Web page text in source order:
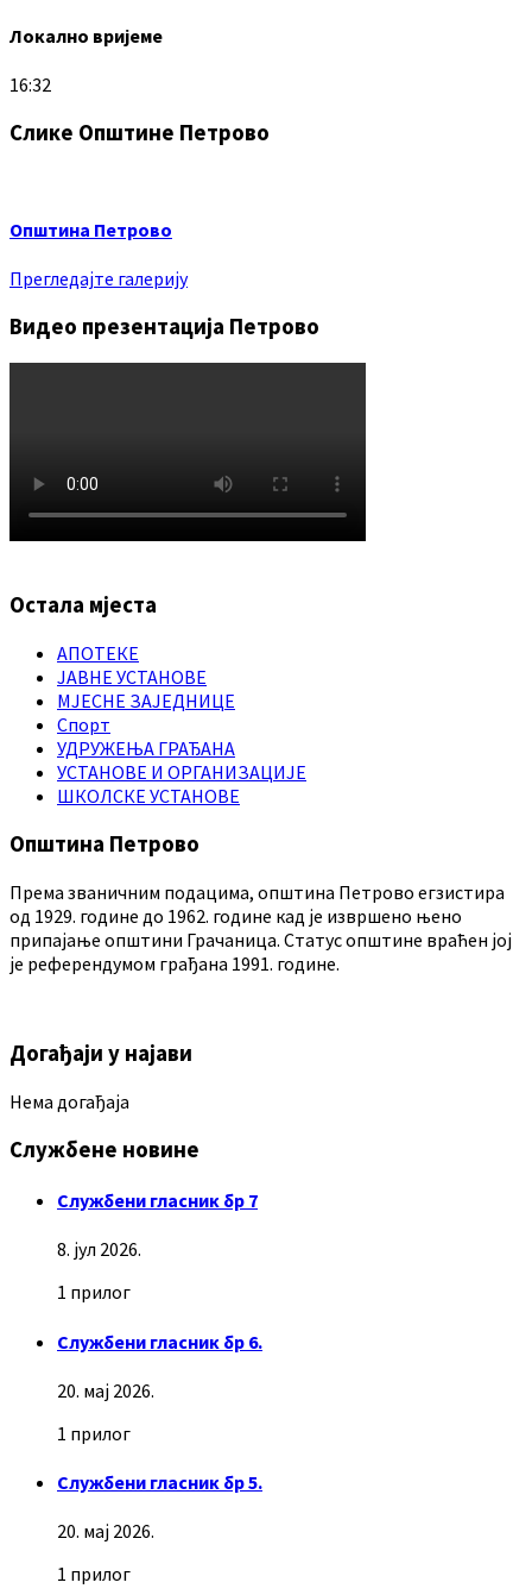
Локално вријеме
16:32
Слике Општине Петрово
Општина Петрово
Прегледајте галерију
Видео презентација Петрово
Остала мјеста
АПОТЕКЕ
ЈАВНЕ УСТАНОВЕ
МЈЕСНЕ ЗАЈЕДНИЦЕ
Спорт
УДРУЖЕЊА ГРАЂАНА
УСТАНОВЕ И ОРГАНИЗАЦИЈЕ
ШКОЛСКЕ УСТАНОВЕ
Општина Петрово
Према званичним подацима, општина Петрово егзистира
од 1929. године до 1962. године кад је извршено њено
припајање општини Грачаница. Статус општине враћен јој
је референдумом грађана 1991. године.
Догађаји у најави
Нема догађаја
Службене новине
Службени гласник бр 7
8. јул 2026.
1 прилог
Службени гласник бр 6.
20. мај 2026.
1 прилог
Службени гласник бр 5.
20. мај 2026.
1 прилог